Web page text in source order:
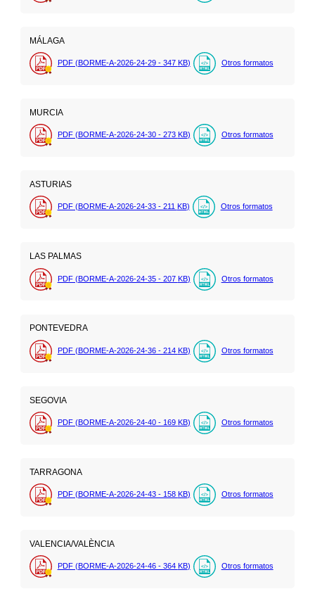
MÁLAGA
PDF (BORME-A-2026-24-29 - 347 KB) Otros formatos
MURCIA
PDF (BORME-A-2026-24-30 - 273 KB) Otros formatos
ASTURIAS
PDF (BORME-A-2026-24-33 - 211 KB) Otros formatos
LAS PALMAS
PDF (BORME-A-2026-24-35 - 207 KB) Otros formatos
PONTEVEDRA
PDF (BORME-A-2026-24-36 - 214 KB) Otros formatos
SEGOVIA
PDF (BORME-A-2026-24-40 - 169 KB) Otros formatos
TARRAGONA
PDF (BORME-A-2026-24-43 - 158 KB) Otros formatos
VALENCIA/VALÈNCIA
PDF (BORME-A-2026-24-46 - 364 KB) Otros formatos